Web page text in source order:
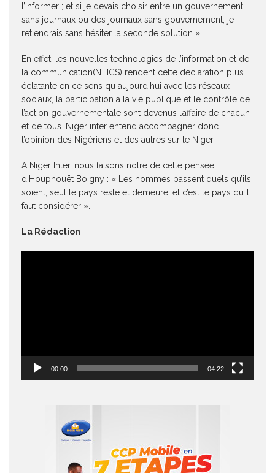
l’informer ; et si je devais choisir entre un gouvernement
sans journaux ou des journaux sans gouvernement, je
retiendrais sans hésiter la seconde solution ».
En effet, les nouvelles technologies de l’information et de
la communication(NTICS) rendent cette déclaration plus
éclatante en ce sens qu aujourd’hui avec les réseaux
sociaux, la participation a la vie publique et le contrôle de
l’action gouvernementale sont devenus l’affaire de chacun
et de tous. Niger inter entend accompagner donc
l’opinion des Nigériens et des autres sur le Niger.
A Niger Inter, nous faisons notre de cette pensée
d’Houphouët Boigny : « Les hommes passent quels qu’ils
soient, seul le pays reste et demeure, et c’est le pays qu’il
faut considérer ».
La Rédaction
00:00 04:22